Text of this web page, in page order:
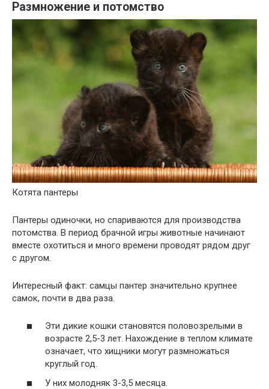
Размножение и потомство
Котята пантеры
Пантеры одиночки, но спариваются для производства
потомства. В период брачной игры животные начинают
вместе охотиться и много времени проводят рядом друг
с другом.
Интересный факт: самцы пантер значительно крупнее
самок, почти в два раза.
Эти дикие кошки становятся половозрелыми в
возрасте 2,5-3 лет. Нахождение в теплом климате
означает, что хищники могут размножаться
круглый год.
У них молодняк 3-3,5 месяца.